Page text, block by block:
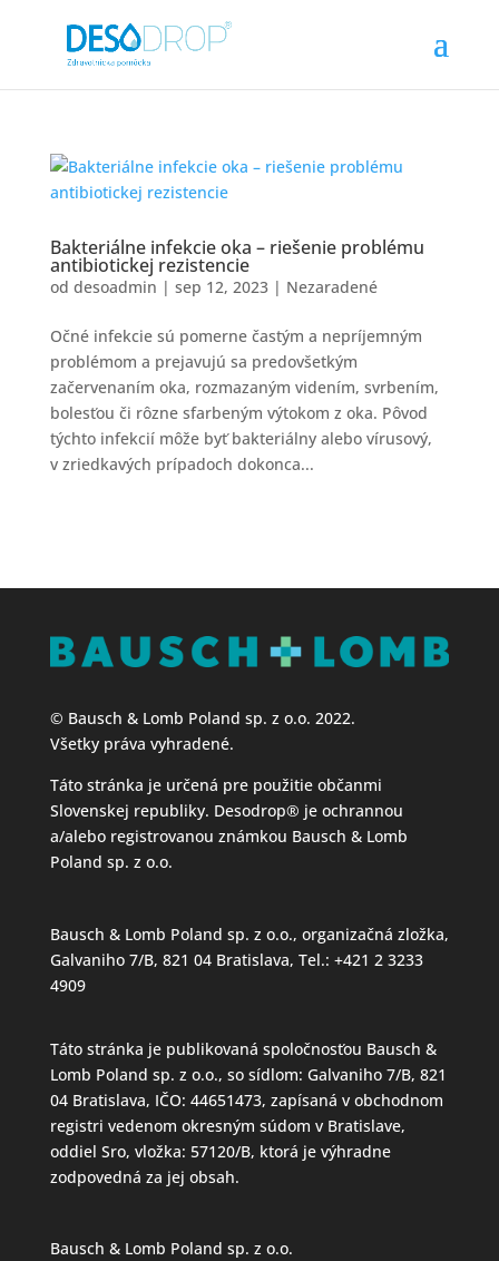
Bakteriálne infekcie oka – riešenie problému
antibiotickej rezistencie
od desoadmin | sep 12, 2023| Nezaradené
Očné infekcie sú pomerne častým a nepríjemným
problémom a prejavujú sa predovšetkým
začervenaním oka, rozmazaným videním, svrbením,
bolesťou či rôzne sfarbeným výtokom z oka. Pôvod
týchto infekcií môže byť bakteriálny alebo vírusový,
v zriedkavých prípadoch dokonca...
© Bausch & Lomb Poland sp. z o.o. 2022.
Všetky práva vyhradené.
Táto stránka je určená pre použitie občanmi
Slovenskej republiky. Desodrop® je ochrannou
a/alebo registrovanou známkou Bausch & Lomb
Poland sp. z o.o.
Bausch & Lomb Poland sp. z o.o., organizačná zložka,
Galvaniho 7/B, 821 04 Bratislava, Tel.: +421 2 3233
4909
Táto stránka je publikovaná spoločnosťou Bausch &
Lomb Poland sp. z o.o., so sídlom: Galvaniho 7/B, 821
04 Bratislava, IČO: 44651473, zapísaná v obchodnom
registri vedenom okresným súdom v Bratislave,
oddiel Sro, vložka: 57120/B, ktorá je výhradne
zodpovedná za jej obsah.
Bausch & Lomb Poland sp. z o.o.